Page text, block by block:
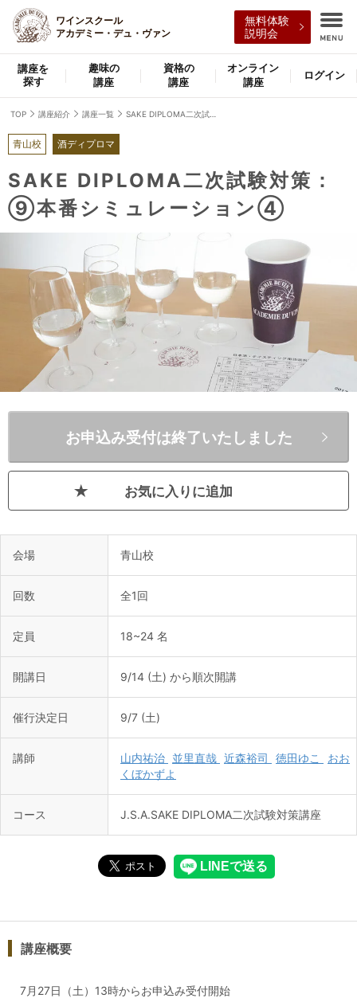
ワインスクール
アカデミー・デュ・ヴァン
無料体験
説明会
講座を
探す
趣味の
講座
資格の
講座
オンライン
講座
ログイン
TOP 講座紹介 講座一覧
青山校 酒ディプロマ
SAKE DIPLOMA二次試験対策：
⑨本番シミュレーション④
お気に入りに追加
お申込み受付は終了いたしました
会場 青山校
回数 全1回
定員 18~24 名
開講日 9/14 (土) から順次開講
催行決定日 9/7 (土)
講師 山内祐治 並里直哉 近森裕司 徳田ゆこ
おお
くぼかずよ
コース J.S.A.SAKE DIPLOMA二次試験対策講座
講座概要
7月27日（土 ）13時からお申込み受付開始